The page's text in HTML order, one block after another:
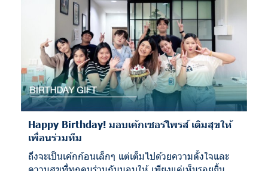
Happy Birthday! มอบเค้กเซอร์ไพรส์ เติมสุขให้
เพื่อนร่วมทีม
ถึงจะเป็นเค้กก้อนเล็กๆ แต่เต็มไปด้วยความตั้งใจและ